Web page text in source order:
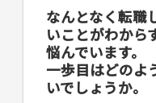
なんとなく転職
いことがわから
悩んでいます。
一歩目はどのよ
いでしょうか。